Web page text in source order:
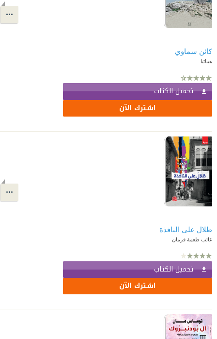
كائن سماوي
هيباتيا
تحميل الكتاب
اشترك الآن
ظلال على النافذة
غائب طعمة فرمان
تحميل الكتاب
اشترك الآن